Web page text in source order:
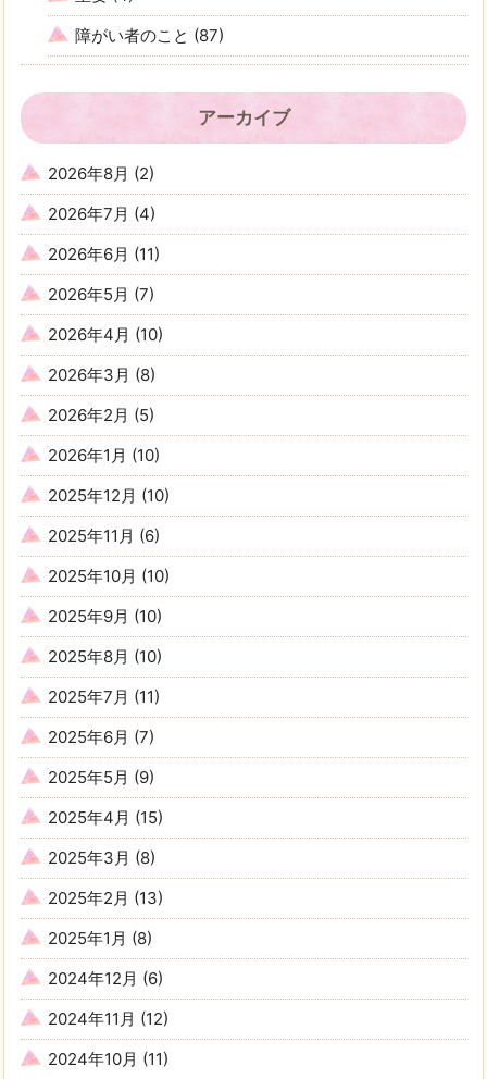
障がい者のこと (87)
アーカイブ
2026年8月 (2)
2026年7月 (4)
2026年6月 (11)
2026年5月 (7)
2026年4月 (10)
2026年3月 (8)
2026年2月 (5)
2026年1月 (10)
2025年12月 (10)
2025年11月 (6)
2025年10月 (10)
2025年9月 (10)
2025年8月 (10)
2025年7月 (11)
2025年6月 (7)
2025年5月 (9)
2025年4月 (15)
2025年3月 (8)
2025年2月 (13)
2025年1月 (8)
2024年12月 (6)
2024年11月 (12)
2024年10月 (11)